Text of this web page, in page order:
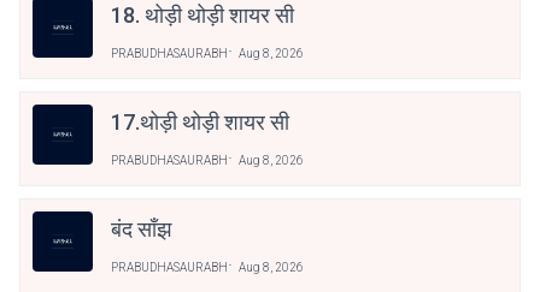
18. थोड़ी थोड़ी शायर सी
PRABUDHASAURABH Aug 8, 2026
17.थोड़ी थोड़ी शायर सी
PRABUDHASAURABH Aug 8, 2026
बंद साँझ
PRABUDHASAURABH Aug 8, 2026